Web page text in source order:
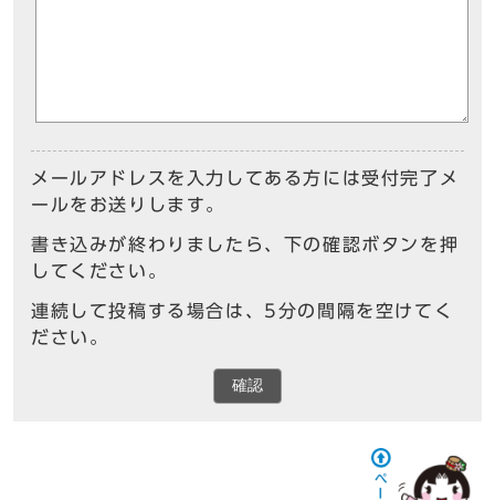
メールアドレスを入力してある方には受付完了メ
ールをお送りします。
書き込みが終わりましたら、下の確認ボタンを押
してください。
連続して投稿する場合は、5分の間隔を空けてく
ださい。
確認